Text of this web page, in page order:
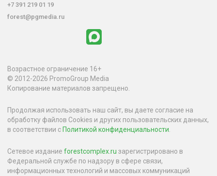
+7 391 219 01 19
forest@pgmedia.ru
Возрастное ограничение 16+
© 2012-2026 PromoGroup Media
Копирование материалов запрещено.
Продолжая использовать наш сайт, вы даете согласие на
обработку файлов Cookies и других пользовательских данных,
в соответствии сПолитикой конфиденциальности
Сетевое издание forestcomplex.ru зарегистрировано в
Федеральной службе по надзору в сфере связи,
информационных технологий и массовых коммуникаций